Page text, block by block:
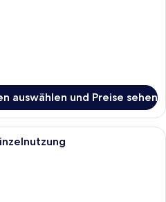
auswählen und Preise sehen
Ein Hotelzimmer mit einem Bett,